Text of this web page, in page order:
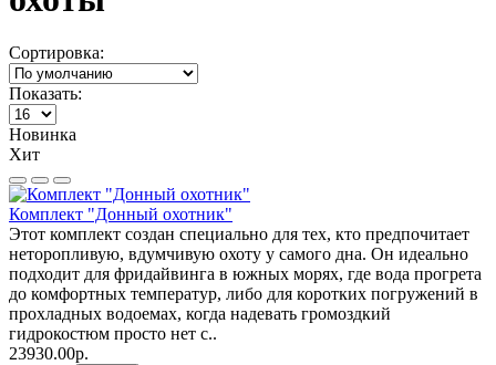
Сортировка:
Показать:
Новинка
Хит
Комплект "Донный охотник"
Этот комплект создан специально для тех, кто предпочитает
неторопливую, вдумчивую охоту у самого дна. Он идеально
подходит для фридайвинга в южных морях, где вода прогрета
до комфортных температур, либо для коротких погружений в
прохладных водоемах, когда надевать громоздкий
гидрокостюм просто нет с..
23930.00р.